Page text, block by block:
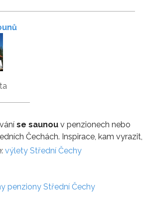
se saunouv penzionech nebo
Čechách. Inspirace, kam vyrazit,
výlety Střední Čechy
penziony Střední Čechy